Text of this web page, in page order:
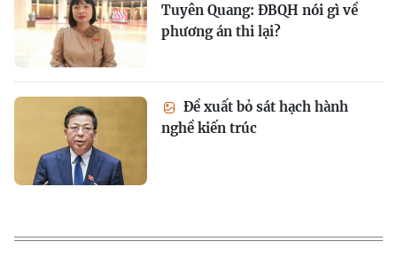
Tuyên Quang: ĐBQH nói gì về
phương án thi lại?
Đề xuất bỏ sát hạch hành
nghề kiến trúc